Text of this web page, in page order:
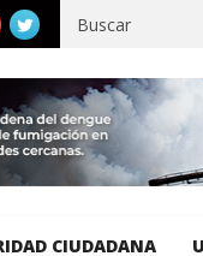
de avance en obras
CIUDADANA